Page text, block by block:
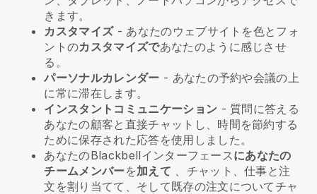
きます。
カスタマイズ- あなたのウェブサイトを色とフォ
ントのカスタマイズであなたのように感じさせ
る。
パーソナルカレンダー - あなたの予約や会議の上
に常に滞在します。
インスタントコミュニケーション - 質問に答える
あなたの顧客と直接チャットし、時間を節約する
ために保存された応答を使用しました。
あなたのBlackbellインターフェースにあなたの
チームメンバーを加えて 、チャット、仕事と注
文を割り当てて、そして既存の注文についてチャ